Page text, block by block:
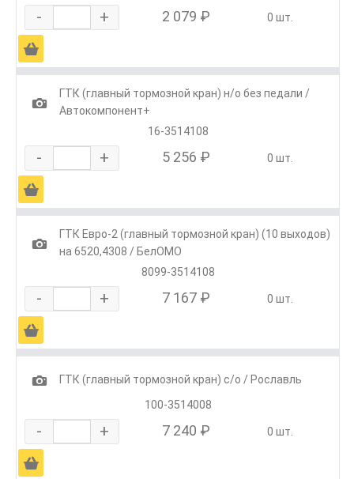
- + 2 079 ₽ 0 шт.
Ä
1
ГТК (главный тормозной кран) н/о без педали /
Автокомпонент+
16-3514108
- + 5 256 ₽ 0 шт.
Ä
1
ГТК Евро-2 (главный тормозной кран) (10 выходов)
на 6520,4308 / БелОМО
8099-3514108
- + 7 167 ₽ 0 шт.
Ä
1
ГТК (главный тормозной кран) с/о / Рославль
100-3514008
- + 7 240 ₽ 0 шт.
Ä